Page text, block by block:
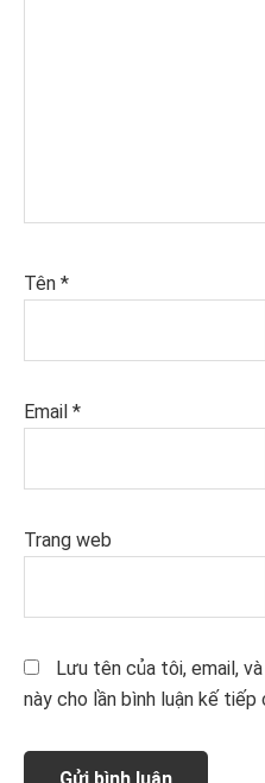
Tên *
Email *
Trang web
Lưu tên của tôi, email,
này cho lần bình luận kế tiếp